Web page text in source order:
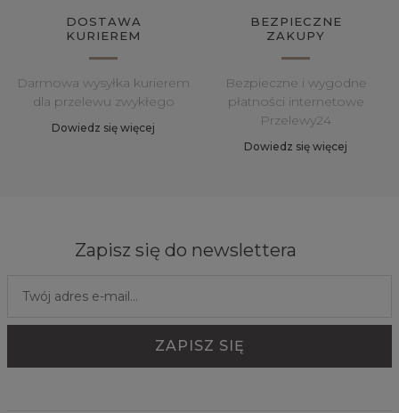
DOSTAWA
KURIEREM
Darmowa wysyłka kurierem
dla przelewu zwykłego
Dowiedz się więcej
BEZPIECZNE
ZAKUPY
Bezpieczne i wygodne
płatności internetowe
Przelewy24
Dowiedz się więcej
Zapisz się do newslettera